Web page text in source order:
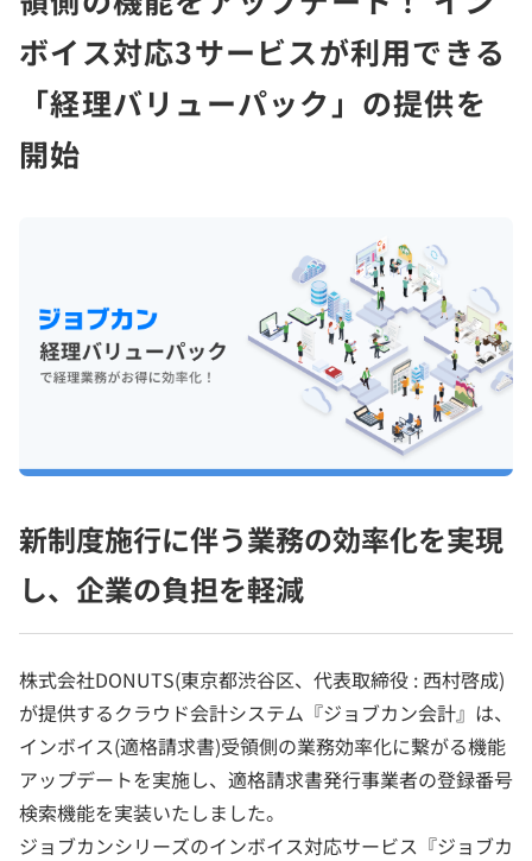
ボイス対応3サービスが利用できる
「経理バリューパック」の提供を
開始
新制度施行に伴う業務の効率化を実現
し、企業の負担を軽減
株式会社DONUTS(東京都渋谷区、代表取締役 : 西村啓成)
が提供するクラウド会計システム『ジョブカン会計』は、
インボイス(適格請求書)受領側の業務効率化に繋がる機能
アップデートを実施し、適格請求書発行事業者の登録番号
検索機能を実装いたしました。
ジョブカンシリーズのインボイス対応サービス『ジョブカ